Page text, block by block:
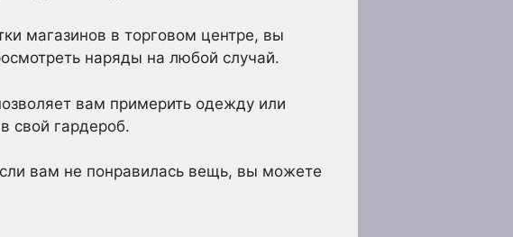
магазинов в торговом центре, вы
наряды на любой случай.
вам примерить одежду или
свой гардероб.
вам не понравилась вещь, вы можете